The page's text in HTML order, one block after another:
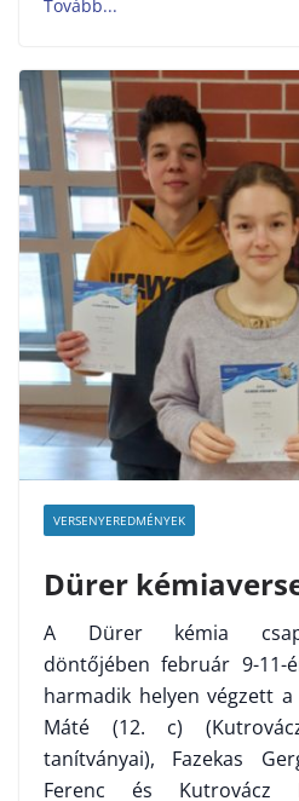
VERSENYEREDMÉNYEK
Dürer
A Dürer kémia
döntőjében február 9-11-
harmadik helyen végzett
Máté (12. c)
tanítványai), Fazekas
Ferenc és Kutrovácz